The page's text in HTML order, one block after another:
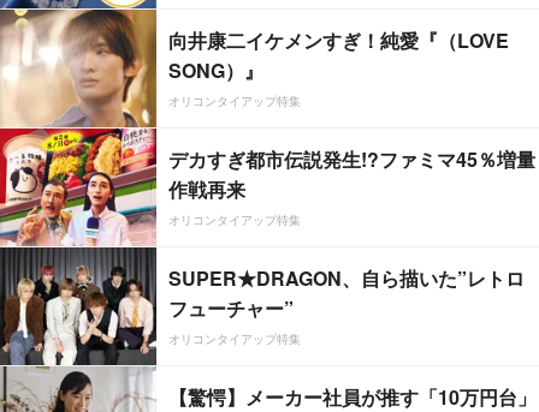
向井康二イケメンすぎ！純愛『（LOVE
SONG）』
オリコンタイアップ特集
デカすぎ都市伝説発生!?ファミマ45％増量
作戦再来
オリコンタイアップ特集
SUPER★DRAGON、自ら描いた”レトロ
フューチャー”
オリコンタイアップ特集
【驚愕】メーカー社員が推す「10万円台」